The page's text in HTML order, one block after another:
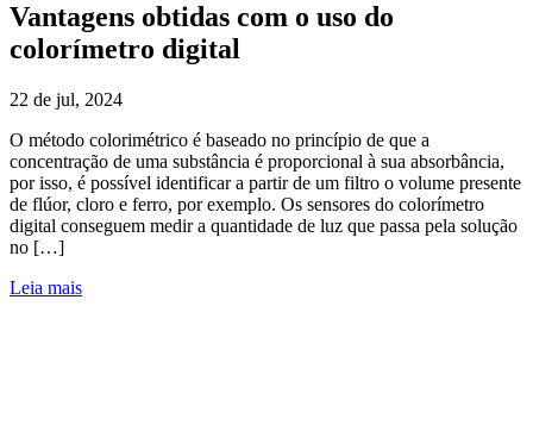
Vantagens obtidas com o uso do
colorímetro digital
22 de jul, 2024
O método colorimétrico é baseado no princípio de que a
concentração de uma substância é proporcional à sua absorbância,
por isso, é possível identificar a partir de um filtro o volume presente
de flúor, cloro e ferro, por exemplo. Os sensores do colorímetro
digital conseguem medir a quantidade de luz que passa pela solução
no […]
Leia mais